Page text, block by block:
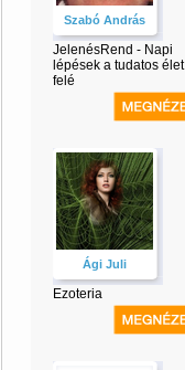
Szabó András
JelenésRend - Napi
lépések a tudatos élet
felé
Ági Juli
Ezoteria